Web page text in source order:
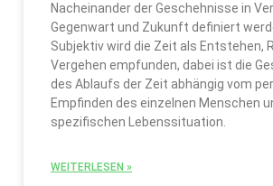
Nacheinander der Geschehnisse in
Gegenwart und Zukunft definiert
Subjektiv wird die Zeit als Entstehen,
Vergehen empfunden, dabei ist die
des Ablaufs der Zeit abhängig vom
Empfinden des einzelnen Menschen
spezifischen Lebenssituation.
WEITERLESEN »